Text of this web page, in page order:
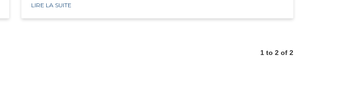
Intérêt marqué pour les études et la recherche
scientifiques
LIRE LA SUITE
1 to 2 of 2